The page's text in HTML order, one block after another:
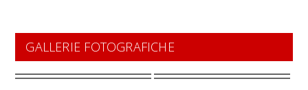
GALLERIE FOTOGRAFICHE